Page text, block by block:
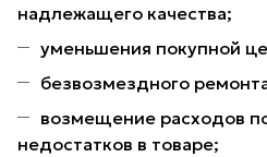
надлежащего качества;
уменьшения покупной
безвозмездного
возмещение расходов
недостатков в товаре;